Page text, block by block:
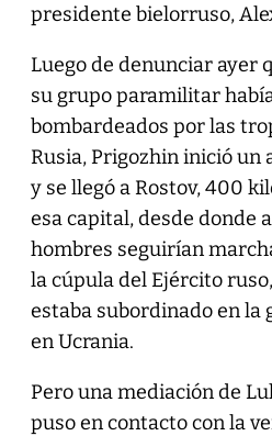
presidente bielorruso,
Luego de denunciar ayer
su grupo paramilitar
bombardeados por las
Rusia, Prigozhin inició un
y se llegó a Rostov, 400
esa capital, desde donde
hombres seguirían
la cúpula del Ejército
estaba subordinado en la
en Ucrania.
Pero una mediación de
puso en contacto con la